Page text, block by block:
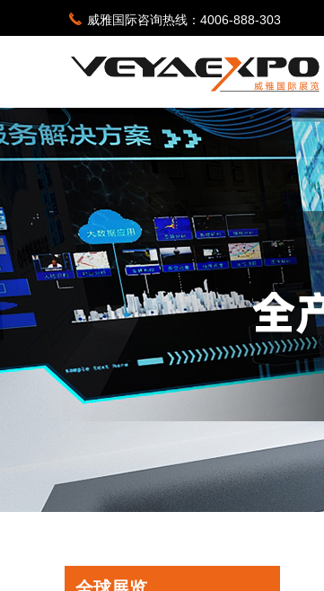
威雅国际咨询热线：4006-888-303
끅